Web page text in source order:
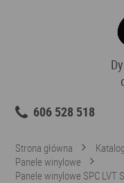
606 528 518
Strona główna
Panele winylowe
Panele winylowe SPC LVT